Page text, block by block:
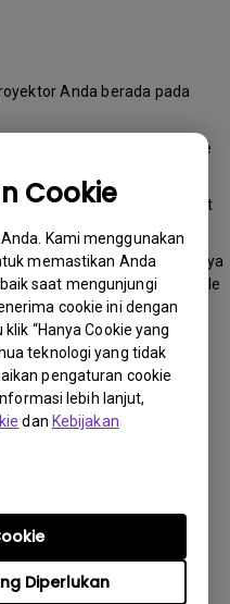
Cookie
Kami menggunakan
memastikan Anda
saat mengunjungi
cookie ini dengan
“Hanya Cookie yang
teknologi yang tidak
pengaturan cookie
lebih lanjut,
dan Kebijakan
Diperlukan
Anda berada pada
di halaman utama Google
Play Store ke perangkat
TV yang sesuai (misalnya
di bagian Device dari Google
penyesuaian pribadi
Room) selama wizard